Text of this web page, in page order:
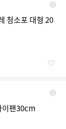
청소포 대형 20
이팬30cm